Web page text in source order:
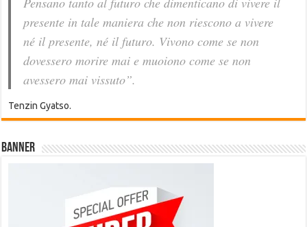
presente in tale maniera che non riescono a vivere
né il presente, né il futuro. Vivono come se non
dovessero morire mai e muoiono come se non
avessero mai vissuto”.
Tenzin Gyatso.
Banner